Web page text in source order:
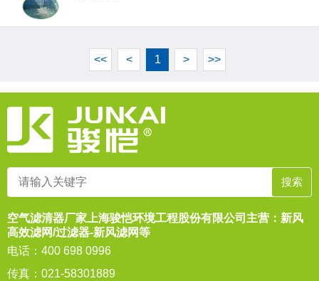
<< < 1 > >>
空气滤清器厂家上海骏恺环境工程股份有限公司主营：新风
高效滤网/过滤器-新风滤网等
电话：400 698 0996
传真：021-58301889